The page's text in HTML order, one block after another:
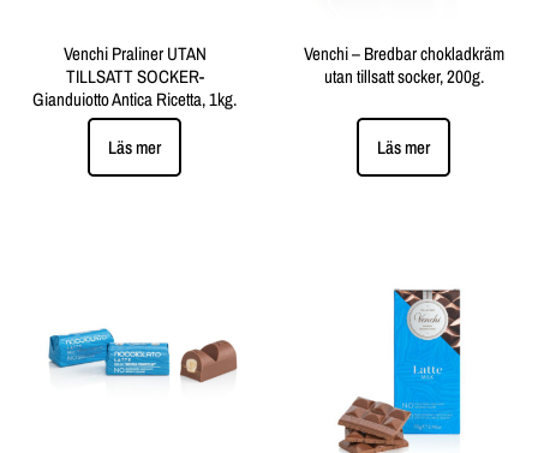
Venchi Praliner UTAN
TILLSATT SOCKER-
Gianduiotto Antica Ricetta, 1kg.
Läs mer
Venchi – Bredbar chokladkräm
utan tillsatt socker, 200g.
Läs mer